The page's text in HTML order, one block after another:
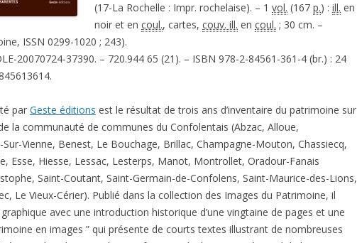
(17-La Rochelle : Impr. rochelaise). – 1 vol. (167 p.) : ill. en
noir et en coul., cartes, couv. ill. en coul. ; 30 cm. –
ISSN 0299-1020 ; 243).
20070724-37390. – 720.944 65 (21). – ISBN 978-2-84561-361-4 (br.) : 24
par Geste éditions est le résultat de trois ans d’inventaire du patrimoine sur
la communauté de communes du Confolentais (Abzac, Alloue,
Vienne, Benest, Le Bouchage, Brillac, Champagne-Mouton, Chassiecq,
Esse, Hiesse, Lessac, Lesterps, Manot, Montrollet, Oradour-Fanais
Saint-Coutant, Saint-Germain-de-Confolens, Saint-Maurice-des-Lions,
Le Vieux-Cérier). Publié dans la collection des Images du Patrimoine, il
avec une introduction historique d’une vingtaine de pages et une
en images ” qui présente de courts textes illustrant de nombreuses